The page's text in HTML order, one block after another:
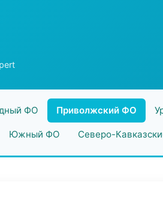
ФО Приволжский ФО
Южный ФО Северо-